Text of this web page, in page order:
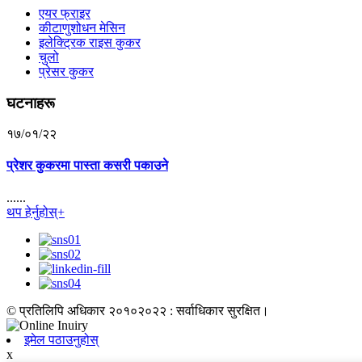
एयर फ्राइर
कीटाणुशोधन मेसिन
इलेक्ट्रिक राइस कुकर
चुलो
प्रेसर कुकर
घटनाहरू
१७/०१/२२
प्रेशर कुकरमा पास्ता कसरी पकाउने
......
थप हेर्नुहोस्+
© प्रतिलिपि अधिकार २०१०२०२२ : सर्वाधिकार सुरक्षित।
इमेल पठाउनुहोस्
x